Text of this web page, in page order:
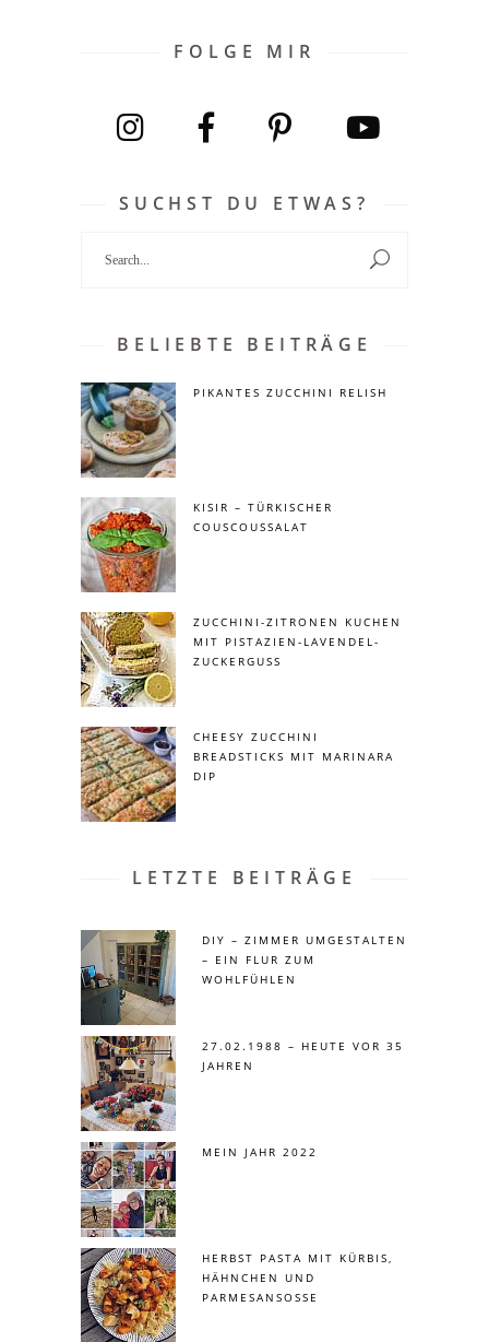
FOLGE MIR
SUCHST DU ETWAS?
BELIEBTE BEITRÄGE
PIKANTES ZUCCHINI RELISH
KISIR – TÜRKISCHER
COUSCOUSSALAT
ZUCCHINI-ZITRONEN KUCHEN
MIT PISTAZIEN-LAVENDEL-
ZUCKERGUSS
CHEESY ZUCCHINI
BREADSTICKS MIT MARINARA
DIP
LETZTE BEITRÄGE
DIY – ZIMMER UMGESTALTEN
– EIN FLUR ZUM
WOHLFÜHLEN
27.02.1988 – HEUTE VOR 35
JAHREN
MEIN JAHR 2022
HERBST PASTA MIT KÜRBIS,
HÄHNCHEN UND
PARMESANSOSSE